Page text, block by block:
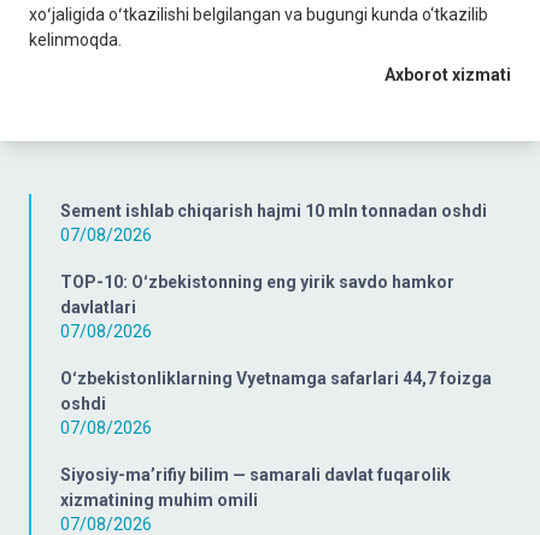
Sement ishlab chiqarish hajmi 10 mln tonnadan oshdi
07/08/2026
TOP-10: Oʻzbekistonning eng yirik savdo hamkor
davlatlari
07/08/2026
Oʻzbekistonliklarning Vyetnamga safarlari 44,7 foizga
oshdi
07/08/2026
Siyosiy-ma’rifiy bilim — samarali davlat fuqarolik
xizmatining muhim omili
07/08/2026
xoʻjaligida oʻtkazilishi belgilangan va bugungi kunda o‘tkazilib
kelinmoqda.
Axborot xizmati